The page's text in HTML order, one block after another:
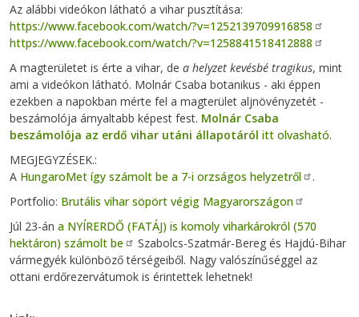
Az alábbi videókon látható a vihar pusztítása:
https://www.facebook.com/watch/?v=1252139709916858
https://www.facebook.com/watch/?v=1258841518412888
A magterületet is érte a vihar, de a helyzet kevésbé tragikus, mint
ami a videókon látható. Molnár Csaba botanikus - aki éppen
ezekben a napokban mérte fel a magterület aljnövényzetét -
beszámolója árnyaltabb képest fest. Molnár Csaba
beszámolója az erdő vihar utáni állapotáról itt olvasható.
MEGJEGYZÉSEK.:
A HungaroMet így számolt be a 7-i orzságos helyzetről
.
Portfolio: Brutális vihar söpört végig Magyarországon
Júl 23-án a NYÍRERDŐ (FATÁJ) is komoly viharkárokról (570
hektáron) számolt be
Szabolcs-Szatmár-Bereg és Hajdú-Bihar
vármegyék különböző térségeiből. Nagy valószínűséggel az
ottani erdőrezervátumok is érintettek lehetnek!